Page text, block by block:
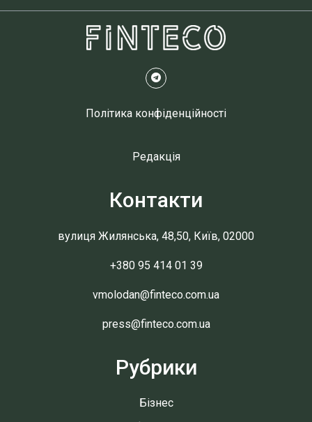
Політика конфіденційності
Редакція
Контакти
вулиця Жилянська, 48,50, Київ, 02000
+380 95 414 01 39
vmolodan@finteco.com.ua
press@finteco.com.ua
Рубрики
Бізнес